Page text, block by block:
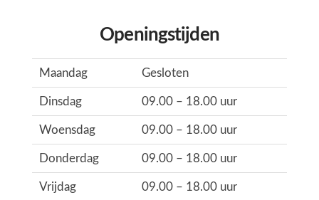
Openingstijden
Maandag Gesloten
Dinsdag 09.00 – 18.00 uur
Woensdag 09.00 – 18.00 uur
Donderdag 09.00 – 18.00 uur
Vrijdag 09.00 – 18.00 uur